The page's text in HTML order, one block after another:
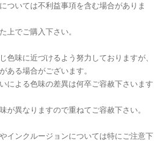
ついては不利益事項を含む場合がありま
上でご購入下さい。
色味に近づけるよう努力しておりますが、
ある場合がございます。
による色味の差異は何卒ご容赦下さいます
が異なりますので重ねてご容赦下さい。
インクルージョンについては特にご注意下